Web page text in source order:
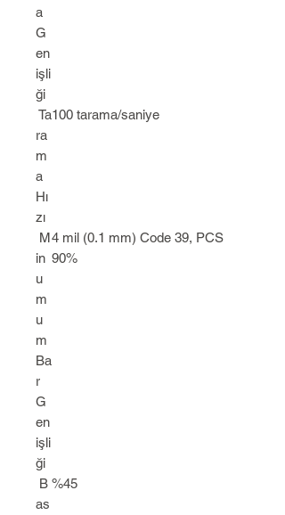
a
G
en
işli
ği
Ta
ra
m
a
Hı
zı
100 tarama/saniye
M
in
u
m
u
m
Ba
r
G
en
işli
ği
4 mil (0.1 mm) Code 39, PCS
90%
B
as
%45